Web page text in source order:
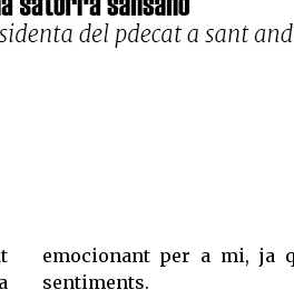
emocionant per a mi, ja
sentiments.